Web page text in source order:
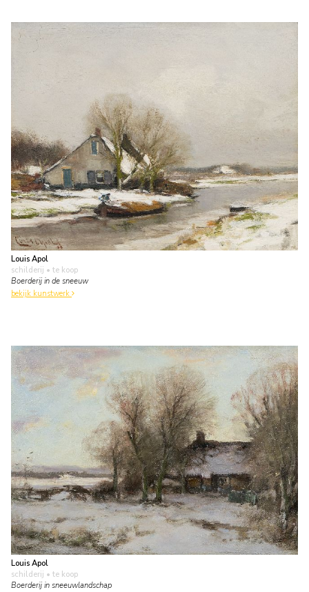
Louis Apol
schilderij • te koop
Boerderij in de sneeuw
bekijk kunstwerk
Louis Apol
schilderij • te koop
Boerderij in sneeuwlandschap